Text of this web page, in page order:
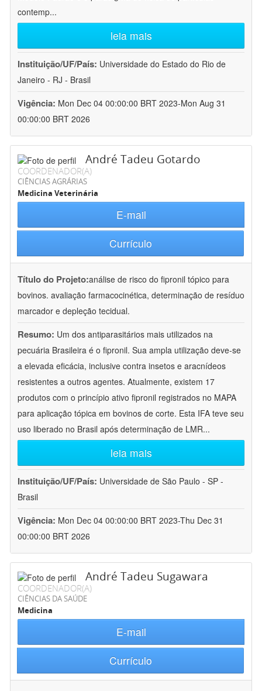
contemp...
leia mais
Instituição/UF/País: Universidade do Estado do Rio de
Janeiro - RJ - Brasil
Vigência: Mon Dec 04 00:00:00 BRT 2023-Mon Aug 31
00:00:00 BRT 2026
André Tadeu Gotardo
COORDENADOR(A)
CIÊNCIAS AGRÁRIAS
Medicina Veterinária
E-mail
Currículo
Título do Projeto:análise de risco do fipronil tópico para
bovinos. avaliação farmacocinética, determinação de resíduo
marcador e depleção tecidual.
Resumo: Um dos antiparasitários mais utilizados na
pecuária Brasileira é o fipronil. Sua ampla utilização deve-se
a elevada eficácia, inclusive contra insetos e aracnídeos
resistentes a outros agentes. Atualmente, existem 17
produtos com o princípio ativo fipronil registrados no MAPA
para aplicação tópica em bovinos de corte. Esta IFA teve seu
uso liberado no Brasil após determinação de LMR...
leia mais
Instituição/UF/País: Universidade de São Paulo - SP -
Brasil
Vigência: Mon Dec 04 00:00:00 BRT 2023-Thu Dec 31
00:00:00 BRT 2026
André Tadeu Sugawara
COORDENADOR(A)
CIÊNCIAS DA SAÚDE
Medicina
E-mail
Currículo